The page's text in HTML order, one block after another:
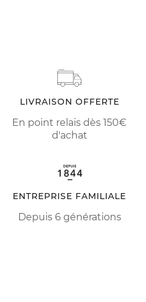
LIVRAISON OFFERTE
En point relais dès 150€
d'achat
ENTREPRISE FAMILIALE
Depuis 6 générations